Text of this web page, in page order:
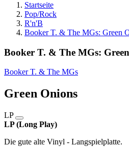
Startseite
Pop/Rock
R'n'B
Booker T. & The MGs: Green
Booker T. & The MGs:
Booker T. & The MGs
Green Onions
LP
LP (Long Play)
Die gute alte Vinyl - Langspielplatte.